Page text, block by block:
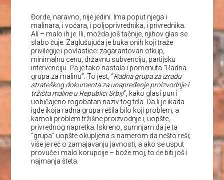
Đorđe, naravno, nije jedini. Ima poput njega i
malinara, i voćara, i poljoprivrednika, i privrednika.
Ali – malo ih je. Ili, možda još tačnije, njihov glas se
slabo čuje. Zaglušujuća je buka onih koji traže
privilegije i povlastice: zagarantovan otkup,
minimalnu cenu, državnu subvenciju, partijsku
intervenciju. Pa je tako nastala i pomenuta “Radna
grupa za malinu”. To jest, “Radna grupa za izradu
strateškog dokumenta za unapređenje proizvodnje i
tržišta maline u Republici Srbiji”, kako glasi pun i
uobičajeno rogobatan naziv tog tela. Da li je ikada
igde ikoja radna grupa rešila bilo koji problem, a
kamoli problem tržišne proizvodnje i, uopšte,
privrednog napretka. Iskreno, sumnjam da je ta
“grupa” uopšte okupljena s namerom da nešto reši;
više je reč o zamajavanju javnosti, a ako se usput
provuče i malo korupcije – bože moj, to će biti još i
najmanja šteta.